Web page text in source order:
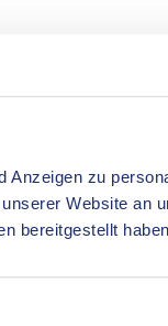
Anzeigen zu
Website an
bereitgestellt